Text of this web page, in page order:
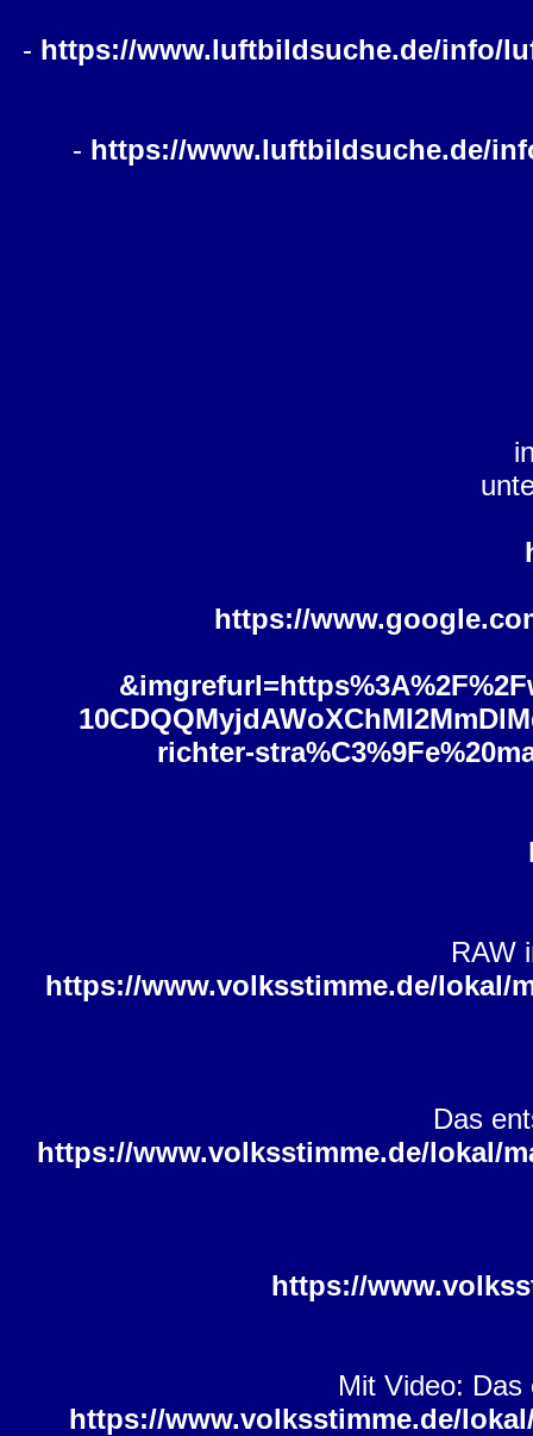
- https://www.luftbildsuche.de/info/
- https://www.luftbildsuche.de/
https://
richter-
RAW
https://www.volksstimme.de/lokal/
Das
https://www.volksstimme.de/lokal/
https://
Mit Video:
https://www.volksstimme.de/